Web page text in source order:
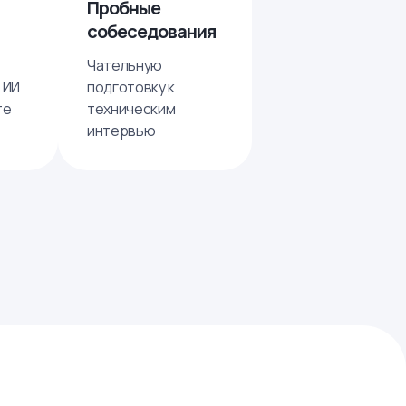
Пробные
собеседования
Чательную
подготовку к
техническим
интервью